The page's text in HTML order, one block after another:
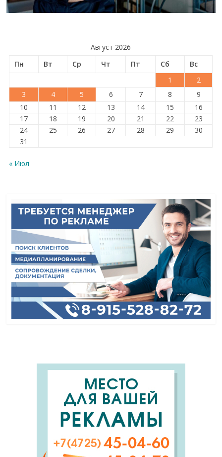
Август 2026
Пн
Вт Ср Чт Пт Сб
Вс
1
2
3
4 5 6 7 8
9
10
11 12 13 14 15
16
17
18 19 20 21 22
23
24
25 26 27 28 29
30
31
« Июл